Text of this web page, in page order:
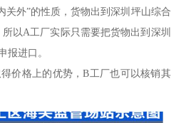
关外”的性质，货物出到深圳坪山综合
以A工厂实际只需要把货物出到深圳
报进口。
价格上的优势，B工厂也可以核销其